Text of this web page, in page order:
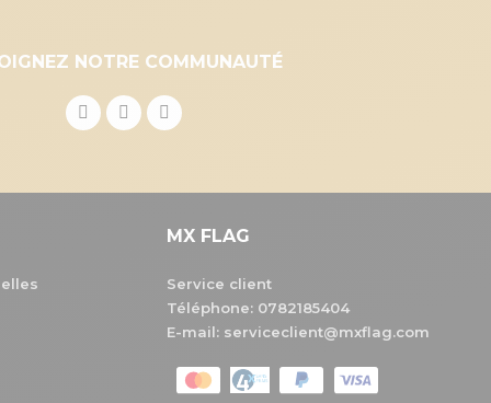
NOTRE COMMUNAUTÉ
MX FLAG
Service client
Téléphone: 0782185404
E-mail: serviceclient@mxflag.com